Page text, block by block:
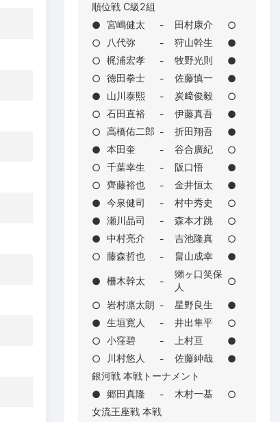
順位戦 C級2組
● 宮嶋健太 - 田村康介
○
○
八代弥 - 狩山幹生
●
○ 梶浦宏孝 - 牧野光則
●
○ 徳田拳士 - 佐藤慎一
●
●
山川泰熙 - 炭﨑俊毅
○
○ 石田直裕 - 伊藤真吾
●
○ 高橋佑二郎 - 折田翔吾
●
● 本田奎 - 谷合廣紀
○
○ 千葉幸生 - 阪口悟
●
○ 齊藤裕也 - 金井恒太
●
● 今泉健司 - 村中秀史
○
● 瀬川晶司 - 森本才跳
○
● 中村亮介 - 吉池隆真
○
○ 藤森哲也 - 畠山成幸 ●
● 柵木幹太 -
獺ヶ口笑保
人
○
○ 岩村凛太朗 - 星野良生
●
● 生垣寛人 - 井出隼平
○
○ 小窪碧 - 上村亘
●
○
川村悠人 - 佐藤紳哉
●
銀河戦 本戦トーナメント
● 郷田真隆 - 木村一基
○
女流王座戦 本戦